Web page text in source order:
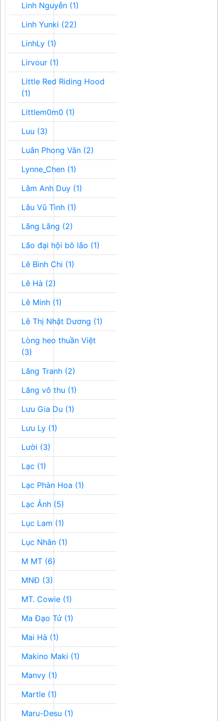
Linh Nguyễn (1)
Linh Yunki (22)
LinhLy (1)
Lirvour (1)
Little Red Riding Hood
(1)
Littlem0m0 (1)
Luu (3)
Luân Phong Vân (2)
Lynne_Chen (1)
Lâm Anh Duy (1)
Lâu Vũ Tình (1)
Lãng Lãng (2)
Lão đại hội bô lão (1)
Lê Bình Chi (1)
Lê Hà (2)
Lê Minh (1)
Lê Thị Nhật Dương (1)
Lòng heo thuần Việt
(3)
Lăng Tranh (2)
Lăng vô thu (1)
Lưu Gia Du (1)
Lưu Ly (1)
Lười (3)
Lạc (1)
Lạc Phàn Hoa (1)
Lạc Ảnh (5)
Lục Lam (1)
Lục Nhân (1)
M MT (6)
MNĐ (3)
MT. Cowie (1)
Ma Đạo Tử (1)
Mai Hà (1)
Makino Maki (1)
Manvy (1)
Martle (1)
Maru-Desu (1)